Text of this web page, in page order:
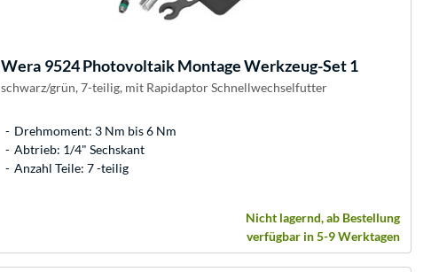
Wera 9524 Photovoltaik Montage Werkzeug-Set 1
schwarz/grün, 7-teilig, mit Rapidaptor Schnellwechselfutter
Drehmoment: 3 Nm bis 6 Nm
Abtrieb: 1/4" Sechskant
Anzahl Teile: 7 -teilig
Nicht lagernd, ab Bestellung
verfügbar in 5-9 Werktagen